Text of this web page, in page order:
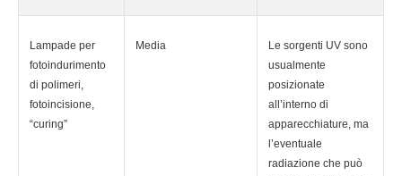
Lampade per
fotoindurimento
di polimeri,
fotoincisione,
“curing”
Media
Le sorgenti UV sono
usualmente
posizionate
all’interno di
apparecchiature, ma
l’eventuale
radiazione che può